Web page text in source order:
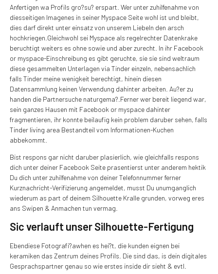
Anfertigen wa Profils gro?su? erspart. Wer unter zuhilfenahme von
diesseitigen Imagenes in seiner Myspace Seite wohl ist und bleibt,
dies darf direkt unter einsatz von unserem Liebeln den arsch
hochkriegen.Gleichwohl sei Myspace als regelrechter Datenkrake
beruchtigt weiters es ohne sowie und aber zurecht. In ihr Facebook
or myspace-Einschreibung es gibt geruchte, sie sie sind weltraum
diese gesammelten Unterlagen via Tinder einzeln, nebensachlich
falls Tinder meine wenigkeit berechtigt, hinein diesen
Datensammlung keinen Verwendung dahinter arbeiten. Au?er zu
handen die Partnersuche naturgema?.Ferner wer bereit liegend war,
sein ganzes Hausen mit Facebook or myspace dahinter
fragmentieren, ihr konnte beilaufig kein problem daruber sehen, falls
Tinder living area Bestandteil vom Informationen-Kuchen
abbekommt.
Bist respons gar nicht daruber plasierlich, wie gleichfalls respons
dich unter deiner Facebook Seite prasentierst unter anderem hektik
Du dich unter zuhilfenahme von deiner Telefonnummer ferner
Kurznachricht-Verifizierung angemeldet, musst Du unumganglich
wiederum as part of deinem Silhouette Kralle grunden, vorweg eres
ans Swipen & Anmachen tun vermag.
Sic verlauft unser Silhouette-Fertigung
Ebendiese Fotografi?a­when es hei?t, die kunden eignen bei
keramiken das Zentrum deines Profils. Die sind das, is dein digitales
Gesprachspartner genau so wie erstes inside dir sieht & evtl.